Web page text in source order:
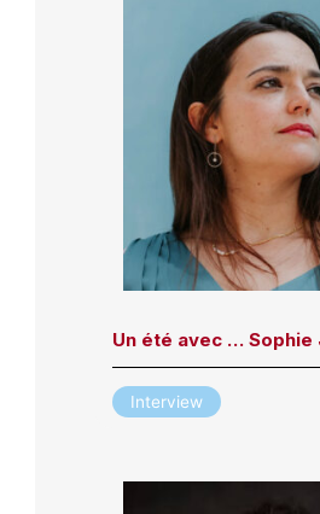
Un été avec … Sophie
Interview